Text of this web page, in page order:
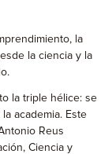
la
la ciencia y la
la triple hélice: se
academia. Este
Reus
Ciencia y